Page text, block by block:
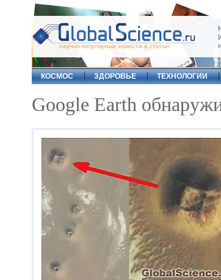
научно-популярные новости и статьи
КОСМОС
ЗДОРОВЬЕ ТЕХНОЛОГИИ
Google Earth